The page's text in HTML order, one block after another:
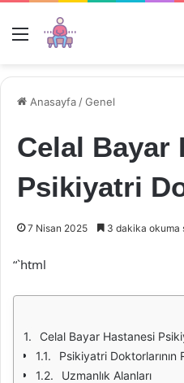
Menü
Anasayfa /Genel
Celal Bayar
Psikiyatri
7 Nisan 2025 3 dakika okuma
“`html
Celal Bayar Hastanesi
Psikiyatri Doktorlarının
Uzmanlık Alanları